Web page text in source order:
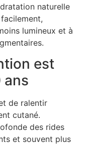
naturelle
facilement,
lumineux et à
est
ans
de ralentir
cutané.
des rides
et souvent plus